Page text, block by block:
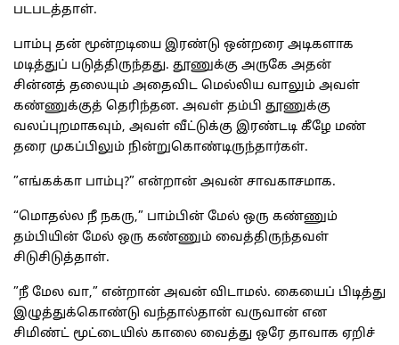
படபடத்தாள்.
பாம்பு தன் மூன்றடியை இரண்டு ஒன்றரை அடிகளாக
மடித்துப் படுத்திருந்தது. தூணுக்கு அருகே அதன்
சின்னத் தலையும் அதைவிட மெல்லிய வாலும் அவள்
கண்ணுக்குத் தெரிந்தன. அவள் தம்பி தூணுக்கு
வலப்புறமாகவும், அவள் வீட்டுக்கு இரண்டடி கீழே மண்
தரை முகப்பிலும் நின்றுகொண்டிருந்தார்கள்.
”எங்கக்கா பாம்பு?” என்றான் அவன் சாவகாசமாக.
“மொதல்ல நீ நகரு,” பாம்பின் மேல் ஒரு கண்ணும்
தம்பியின் மேல் ஒரு கண்ணும் வைத்திருந்தவள்
சிடுசிடுத்தாள்.
”நீ மேல வா,” என்றான் அவன் விடாமல். கையைப் பிடித்து
இழுத்துக்கொண்டு வந்தால்தான் வருவான் என
சிமிண்ட் மூட்டையில் காலை வைத்து ஒரே தாவாக ஏறிச்